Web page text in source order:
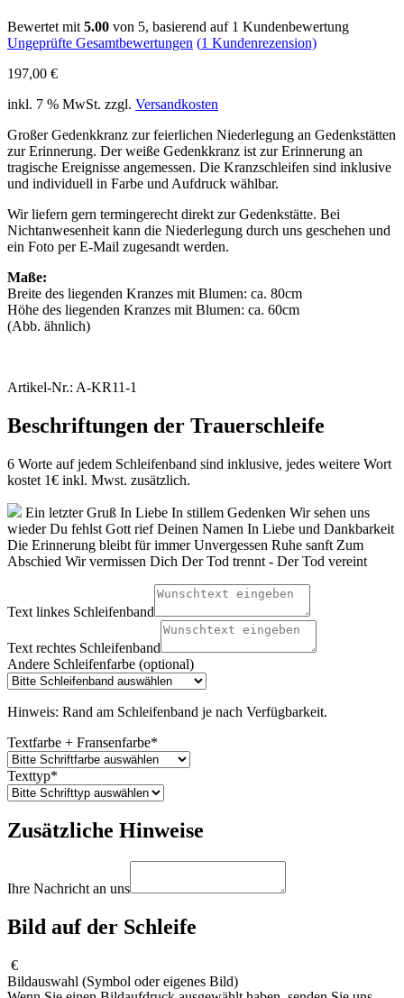
Bewertet mit 5.00 von 5, basierend auf 1 Kundenbewertung
Ungeprüfte Gesamtbewertungen (1 Kundenrezension)
197,00 €
inkl. 7 % MwSt. zzgl. Versandkosten
Großer Gedenkkranz zur feierlichen Niederlegung an Gedenkstätten
zur Erinnerung. Der weiße Gedenkkranz ist zur Erinnerung an
tragische Ereignisse angemessen. Die Kranzschleifen sind inklusive
und individuell in Farbe und Aufdruck wählbar.
Wir liefern gern termingerecht direkt zur Gedenkstätte. Bei
Nichtanwesenheit kann die Niederlegung durch uns geschehen und
ein Foto per E-Mail zugesandt werden.
Maße:
Breite des liegenden Kranzes mit Blumen: ca. 80cm
Höhe des liegenden Kranzes mit Blumen: ca. 60cm
(Abb. ähnlich)
Artikel-Nr.: A-KR11-1
Beschriftungen der Trauerschleife
6 Worte auf jedem Schleifenband sind inklusive, jedes weitere Wort
kostet 1€ inkl. Mwst. zusätzlich.
Ein letzter Gruß In Liebe In stillem Gedenken Wir sehen uns
wieder Du fehlst Gott rief Deinen Namen In Liebe und Dankbarkeit
Die Erinnerung bleibt für immer Unvergessen Ruhe sanft Zum
Abschied Wir vermissen Dich Der Tod trennt - Der Tod vereint
Text linkes Schleifenband
Text rechtes Schleifenband
Andere Schleifenfarbe (optional)
Hinweis: Rand am Schleifenband je nach Verfügbarkeit.
Textfarbe + Fransenfarbe*
Texttyp*
Zusätzliche Hinweise
Ihre Nachricht an uns
Bild auf der Schleife
€
Bildauswahl (Symbol oder eigenes Bild)